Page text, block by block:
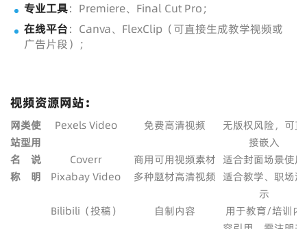
专业工具：Premiere、Final Cut Pro；
在线平台：Canva、FlexClip（可直接生成教学视频或
广告片段）；
视频资源网站：
网
站
名
称
类
型
使
用
说
明
Pexels Video 免费高清视频
无版权风险，可直
接嵌入
Coverr
商用可用视频素材 适合封面场景使用
Pixabay Video
多种题材高清视频 适合教学、职场演
示
Bilibili（投稿）
自制内容
用于教育/培训内